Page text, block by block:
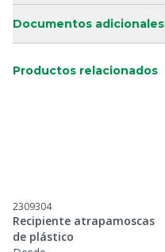
Documentos adicionales
Productos relacionados
2309304
Recipiente atrapamoscas
de plástico